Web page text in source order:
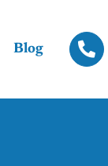
Blog